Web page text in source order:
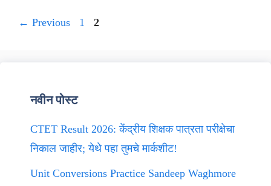
← Previous Page
1 Page
2
नवीन पोस्ट
CTET Result 2026: केंद्रीय शिक्षक पात्रता परीक्षेचा
निकाल जाहीर; येथे पहा तुमचे मार्कशीट!
Unit Conversions Practice Sandeep Waghmore